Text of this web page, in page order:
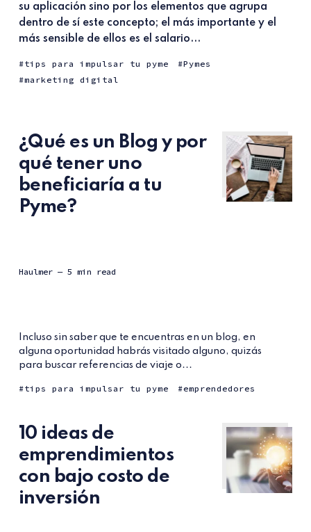
su aplicación sino por los elementos que agrupa
dentro de sí este concepto; el más importante y el
más sensible de ellos es el salario...
tips para impulsar tu pyme
Pymes
marketing digital
¿Qué es un Blog y por
qué tener uno
beneficiaría a tu
Pyme?
Haulmer — 5 min read
Incluso sin saber que te encuentras en un blog, en
alguna oportunidad habrás visitado alguno, quizás
para buscar referencias de viaje o...
tips para impulsar tu pyme emprendedores
10 ideas de
emprendimientos
con bajo costo de
inversión